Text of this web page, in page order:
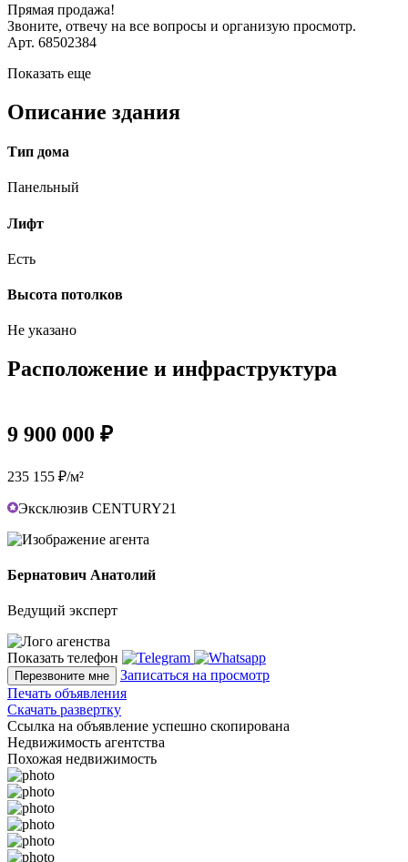
Прямая продажа!
Звоните, отвечу на все вопросы и организую просмотр.
Арт. 68502384
Показать еще
Описание здания
Тип дома
Панельный
Лифт
Есть
Высота потолков
Не указано
Расположение и инфраструктура
9 900 000 ₽
235 155 ₽/м²
Эксклюзив CENTURY21
Бернатович Анатолий
Ведущий эксперт
Показать телефон
Перезвоните мне
Записаться на просмотр
Печать объявления
Скачать развертку
Ссылка на объявление успешно скопирована
Недвижимость агентства
Похожая недвижимость